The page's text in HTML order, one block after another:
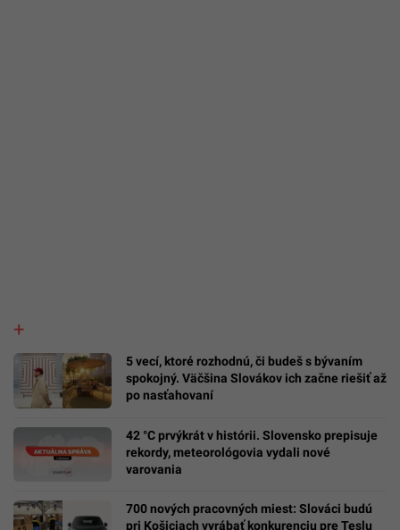
5 vecí, ktoré rozhodnú, či budeš s bývaním
spokojný. Väčšina Slovákov ich začne riešiť až
po nasťahovaní
42 °C prvýkrát v histórii. Slovensko prepisuje
rekordy, meteorológovia vydali nové
varovania
700 nových pracovných miest: Slováci budú
pri Košiciach vyrábať konkurenciu pre Teslu